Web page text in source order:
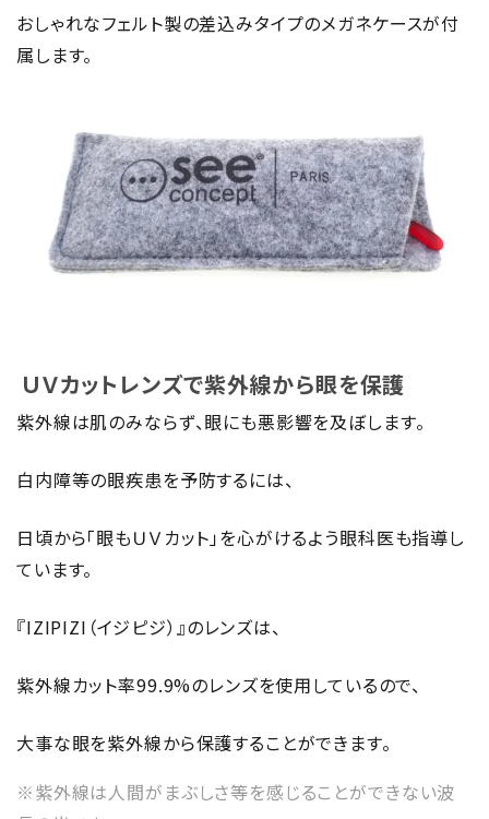
おしゃれなフェルト製の差込みタイプのメガネケースが付
属します。
ＵＶカットレンズで紫外線から眼を保護
紫外線は肌のみならず、眼にも悪影響を及ぼします。
白内障等の眼疾患を予防するには、
日頃から「眼もＵＶカット」を心がけるよう眼科医も指導し
ています。
『IZIPIZI（イジピジ）』のレンズは、
紫外線カット率99.9%のレンズを使用しているので、
大事な眼を紫外線から保護することができます。
※紫外線は人間がまぶしさ等を感じることができない波